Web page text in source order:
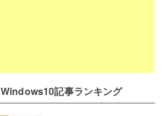
Windows10記事ランキング